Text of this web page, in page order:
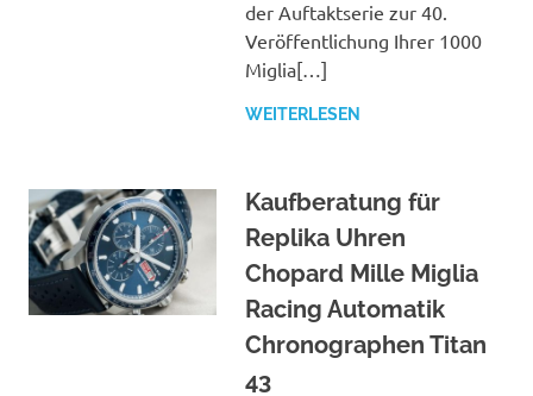
der Auftaktserie zur 40.
Veröffentlichung Ihrer 1000
Miglia[…]
WEITERLESEN
Kaufberatung für
Replika Uhren
Chopard Mille Miglia
Racing Automatik
Chronographen Titan
43